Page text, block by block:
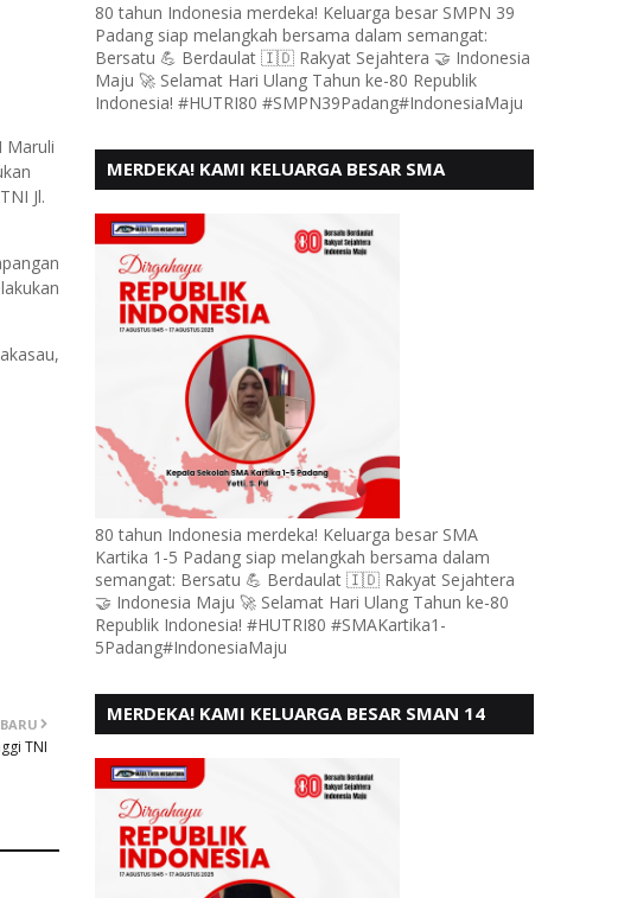
Maruli
Jl.
TNI
80 tahun Indonesia merdeka! Keluarga besar SMPN 39
Padang siap melangkah bersama dalam semangat:
Bersatu 💪 Berdaulat 🇮🇩 Rakyat Sejahtera 🤝 Indonesia
Maju 🚀 Selamat Hari Ulang Tahun ke-80 Republik
Indonesia! #HUTRI80 #SMPN39Padang#IndonesiaMaju
MERDEKA! KAMI KELUARGA BESAR SMA
KE - 80, MOTO" BERSATU BERD
80 tahun Indonesia merdeka! Keluarga besar SMA
Kartika 1-5 Padang siap melangkah bersama dalam
semangat: Bersatu 💪 Berdaulat 🇮🇩 Rakyat Sejahtera
🤝 Indonesia Maju 🚀 Selamat Hari Ulang Tahun ke-80
Republik Indonesia! #HUTRI80 #SMAKartika1-
5Padang#IndonesiaMaju
MERDEKA! KAMI KELUARGA BESAR SMAN 14